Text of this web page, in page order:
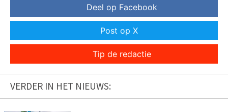
Deel op Facebook
Post op X
Tip de redactie
VERDER IN HET NIEUWS: